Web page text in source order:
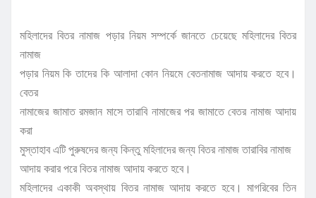
মহিলাদের বিতর নামাজ পড়ার নিয়ম সম্পর্কে জানতে চেয়েছে মহিলাদের বিতর
নামাজ
পড়ার নিয়ম কি তাদের কি আলাদা কোন নিয়মে বেতনামাজ আদায় করতে হবে।
বেতর
নামাজের জামাত রমজান মাসে তারাবি নামাজের পর জামাতে বেতর নামাজ আদায়
করা
মুস্তাহাব এটি পুরুষদের জন্য কিন্তু মহিলাদের জন্য বিতর নামাজ তারাবির নামাজ
আদায় করার পরে বিতর নামাজ আদায় করতে হবে।
মহিলাদের একাকী অবস্থায় বিতর নামাজ আদায় করতে হবে। মাগরিবের তিন